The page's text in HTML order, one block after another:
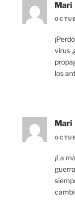
Mari
virus
los
Mari
¡La